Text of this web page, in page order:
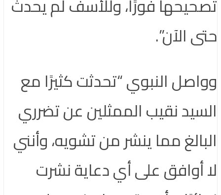
حتى الآن”.
وواصل النبوي “تحدثت كثيرًا مع
السيد نقيب الممثلين عن تضرري
البالغ مما ينشر من تشويه، وأنني
لا أوافق على أي دعاية نشرت